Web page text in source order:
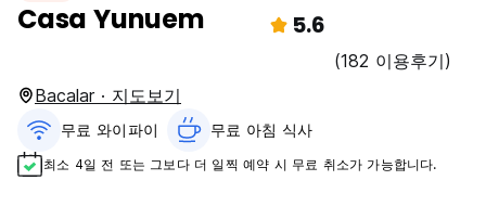
Casa Yunuem 5.6
(182 이용후기)
Bacalar · 지도보기
무료 와이파이 무료 아침 식사‎
최소 4일 전 또는 그보다 더 일찍 예약 시 무료 취소가 가능합니다.